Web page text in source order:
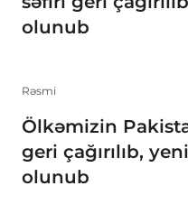
olunub
Rəsmi
Ölkəmizin
geri çağırılıb,
olunub